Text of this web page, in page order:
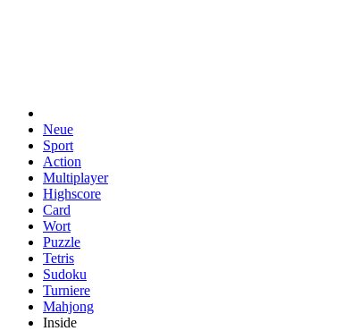
Neue
Sport
Action
Multiplayer
Highscore
Card
Wort
Puzzle
Tetris
Sudoku
Turniere
Mahjong
Inside